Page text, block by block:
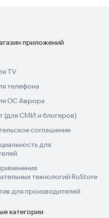
"диплом-медалька".
игры по нажатию
Логопеда".
логопеда и детского
в одно приложение
приложений
TV
телефона
ОС Аврора
(для СМИ и блогеров)
соглашение
для
технологий RuStore
для производителей
категории